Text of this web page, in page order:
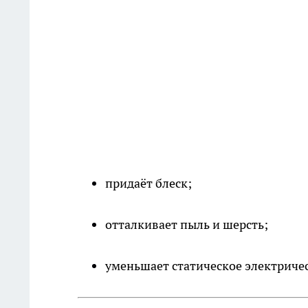
придаёт блеск;
отталкивает пыль и шерсть;
уменьшает статическое